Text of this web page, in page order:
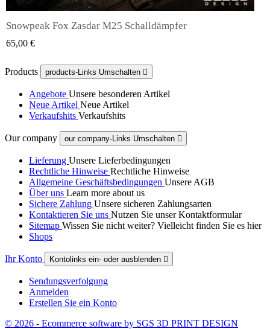
QUICK VIEW
Snowpeak Fox Zasdar M25 Schalldämpfer
65,00 €
Products products-Links Umschalten 
Angebote Unsere besonderen Artikel
Neue Artikel Neue Artikel
Verkaufshits Verkaufshits
Our company our company-Links Umschalten 
Lieferung Unsere Lieferbedingungen
Rechtliche Hinweise Rechtliche Hinweise
Allgemeine Geschäftsbedingungen Unsere AGB
Über uns Learn more about us
Sichere Zahlung Unsere sicheren Zahlungsarten
Kontaktieren Sie uns Nutzen Sie unser Kontaktformular
Sitemap Wissen Sie nicht weiter? Vielleicht finden Sie es hier
Shops
Ihr Konto Kontolinks ein- oder ausblenden 
Sendungsverfolgung
Anmelden
Erstellen Sie ein Konto
© 2026 - Ecommerce software by SGS 3D PRINT DESIGN